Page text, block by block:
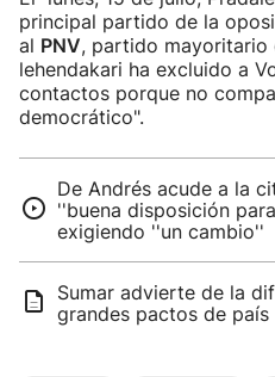
principal partido de la
al PNV, partido mayoritario
lehendakari ha excluido a
contactos porque no
democrático".
De Andrés acude a la
''buena disposición
exigiendo ''un cambio''
Sumar advierte de la
grandes pactos de